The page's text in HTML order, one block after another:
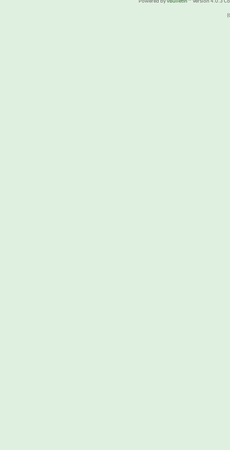
Powered byvBulletin™ Version 4.0.3